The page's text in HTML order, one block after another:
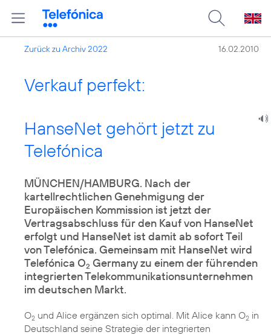
Zurück zu Archiv 2022 16.02.2010
Verkauf perfekt:
HanseNet gehört jetzt zu
Telefónica
MÜNCHEN/HAMBURG. Nach der
kartellrechtlichen Genehmigung der
Europäischen Kommission ist jetzt der
Vertragsabschluss für den Kauf von HanseNet
erfolgt und HanseNet ist damit ab sofort Teil
von Telefónica. Gemeinsam mit HanseNet wird
Telefónica O2 Germany zu einem der führenden
integrierten Telekommunikationsunternehmen
im deutschen Markt.
O2 und Alice ergänzen sich optimal. Mit Alice kann O2 in
Deutschland seine Strategie der integrierten